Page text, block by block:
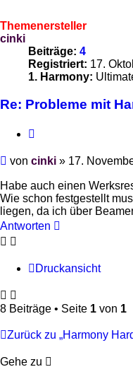
Themenersteller
cinki
Beiträge: 4
Registriert: 17.
1. Harmony:
Re: Probleme mit
Beitrag
von cinki » 17.
Habe auch einen
Wie schon festgestellt
liegen, da ich über
Antworten
Druckansicht
8 Beiträge • Seite 1 von 1
Zurück zu „Harmony
Gehe zu